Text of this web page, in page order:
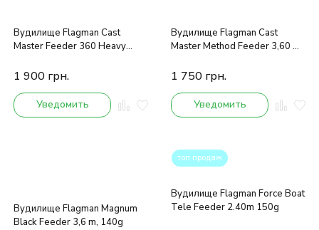
Вудилище Flagman Cast
Master Feeder 360 Heavy
1 900 грн.
Уведомить
Вудилище Flagman Cast
Master Method Feeder 3,60 m
1 750 грн.
Уведомить
Вудилище Flagman Magnum
Black Feeder 3,6 m, 140g
топ продаж
Вудилище Flagman Force Boat
Tele Feeder 2.40m 150g